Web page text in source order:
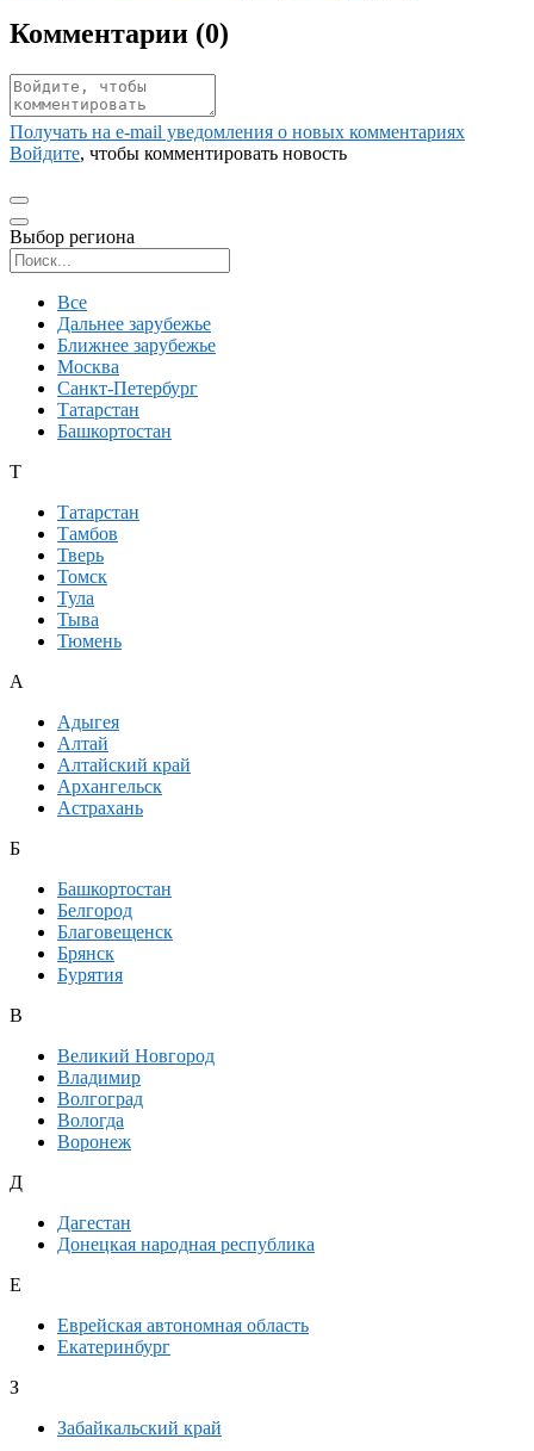
Комментарии (0)
Получать на e‑mail уведомления о новых комментариях
Войдите, чтобы комментировать новость
Выбор региона
Все
Дальнее зарубежье
Ближнее зарубежье
Москва
Санкт-Петербург
Татарстан
Башкортостан
Т
Татарстан
Тамбов
Тверь
Томск
Тула
Тыва
Тюмень
А
Адыгея
Алтай
Алтайский край
Архангельск
Астрахань
Б
Башкортостан
Белгород
Благовещенск
Брянск
Бурятия
В
Великий Новгород
Владимир
Волгоград
Вологда
Воронеж
Д
Дагестан
Донецкая народная республика
Е
Еврейская автономная область
Екатеринбург
З
Забайкальский край